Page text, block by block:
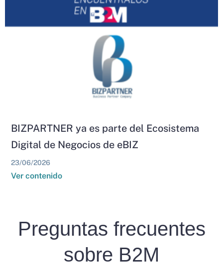
BIZPARTNER ya es parte del Ecosistema
Digital de Negocios de eBIZ
23/06/2026
Ver contenido
Preguntas frecuentes
sobre B2M